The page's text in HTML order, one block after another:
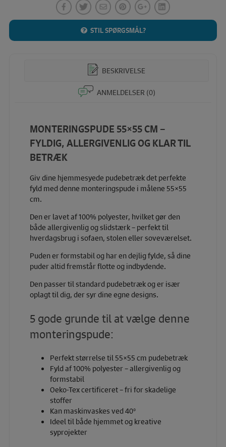
STIL SPØRGSMÅL?
BESKRIVELSE
ANMELDELSER (0)
MONTERINGSPUDE 55×55 CM –
FYLDIG, ALLERGIVENLIG OG KLAR TIL
BETRÆK
Giv dine hjemmesyede pudebetræk det perfekte
fyld med denne monteringspude i målene 55×55
cm.
Den er lavet af 100% polyester, hvilket gør den
både allergivenlig og slidstærk – perfekt til
hverdagsbrug i sofaen, stolen eller soveværelset.
Puden er formstabil og har en dejlig fylde, så dine
puder altid fremstår flotte og indbydende.
Den passer til standard pudebetræk og er især
oplagt til dig, der syr dine egne designs.
5 gode grunde til at vælge denne
monteringspude:
Perfekt størrelse til 55×55 cm pudebetræk
Fyld af 100% polyester – allergivenlig og
formstabil
Oeko-Tex certificeret – fri for skadelige
stoffer
Kan maskinvaskes ved 40°
Ideel til både hjemmet og kreative
syprojekter